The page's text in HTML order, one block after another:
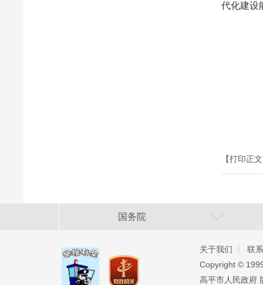
代化建设
【打印正
国务院
关于我们
联
Copyright ©️
高平市人民政府